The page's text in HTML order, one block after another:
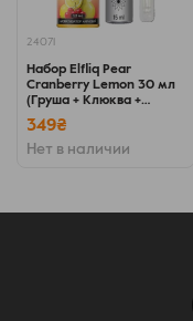
24071
Набор Elfliq Pear
Cranberry Lemon 30 мл
(Груша + Клюква +
Лимон), самозамес
349₴
Нет в наличии